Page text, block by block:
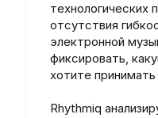
отсутствия
электронной
фиксировать,
хотите
Rhythmiq